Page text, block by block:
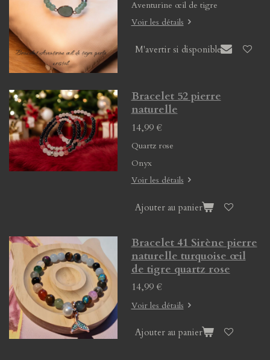
Aventurine œil de tigre
Voir les détails
M'avertir si disponible
Bracelet 52 pierre
naturelle
14,99 €
Quartz rose
Onyx
Voir les détails
Ajouter au panier
Bracelet 41 Sirène pierre
naturelle turquoise œil
de tigre quartz rose
14,99 €
Voir les détails
Ajouter au panier